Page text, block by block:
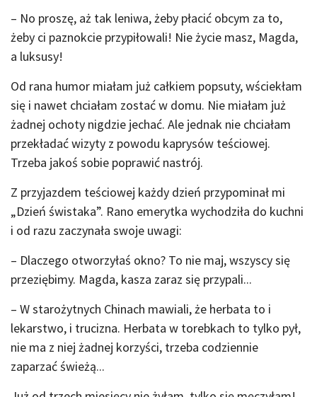
– No proszę, aż tak leniwa, żeby płacić obcym za to,
żeby ci paznokcie przypiłowali! Nie życie masz, Magda,
a luksusy!
Od rana humor miałam już całkiem popsuty, wściekłam
się i nawet chciałam zostać w domu. Nie miałam już
żadnej ochoty nigdzie jechać. Ale jednak nie chciałam
przekładać wizyty z powodu kaprysów teściowej.
Trzeba jakoś sobie poprawić nastrój.
Z przyjazdem teściowej każdy dzień przypominał mi
„Dzień świstaka”. Rano emerytka wychodziła do kuchni
i od razu zaczynała swoje uwagi:
– Dlaczego otworzyłaś okno? To nie maj, wszyscy się
przeziębimy. Magda, kasza zaraz się przypali...
– W starożytnych Chinach mawiali, że herbata to i
lekarstwo, i trucizna. Herbata w torebkach to tylko pył,
nie ma z niej żadnej korzyści, trzeba codziennie
zaparzać świeżą...